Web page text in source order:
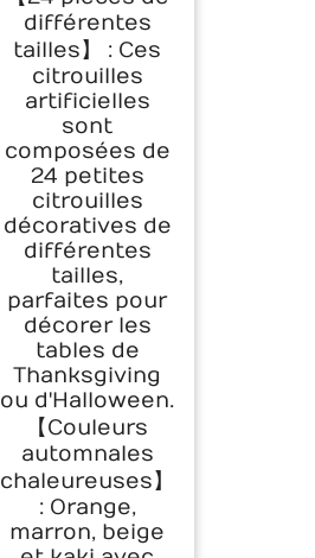
différentes
tailles】 : Ces
citrouilles
artificielles
sont
composées de
24 petites
citrouilles
décoratives de
différentes
tailles,
parfaites pour
décorer les
tables de
Thanksgiving
ou d'Halloween.
【Couleurs
automnales
chaleureuses】
: Orange,
marron, beige